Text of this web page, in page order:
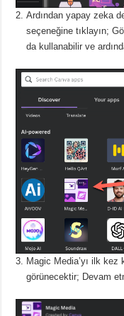
Ardından yapay zeka
seçeneğine tıklayın;
da kullanabilir ve
Magic Media’yı ilk kez
görünecektir; Devam